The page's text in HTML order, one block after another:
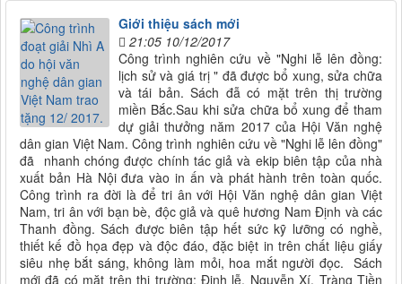
Giới thiệu sách mới
21:05 10/12/2017
Công trình nghiên cứu về "Nghi lễ lên đồng:
lịch sử và giá trị " đã được bổ xung, sửa chữa
và tái bản. Sách đẫ có mặt trên thị trường
miền Bắc.Sau khi sửa chữa bổ xung để tham
dự giải thưởng năm 2017 của Hội Văn nghệ
dân gian Việt Nam. Công trình nghiên cứu về "Nghi lễ lên đồng"
đã nhanh chóng được chính tác giả và ekip biên tập của nhà
xuất bản Hà Nội đưa vào in ấn và phát hành trên toàn quốc.
Công trình ra đời là để tri ân với Hội Văn nghệ dân gian Việt
Nam, tri ân với bạn bè, độc giả và quê hương Nam Định và các
Thanh đồng. Sách được biên tập hết sức kỹ lưỡng có nghề,
thiết kế đồ họa đẹp và độc đáo, đặc biệt in trên chất liệu giấy
siêu nhẹ bắt sáng, không làm mỏi, hoa mắt người đọc. Sách
mới đã có mặt trên thị trường: Đinh lễ, Nguyễn Xí, Tràng Tiền